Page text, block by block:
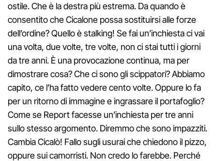
ostile. Che è la destra più estrema. Da quando è
consentito che Cicalone possa sostituirsi alle forze
dell’ordine? Quello è stalking! Se fai un’inchiesta ci vai
una volta, due volte, tre volte, non ci stai tutti i giorni
da tre anni. È una provocazione continua, ma per
dimostrare cosa? Che ci sono gli scippatori? Abbiamo
capito, ce l’ha fatto vedere cento volte. Oppure lo fa
per un ritorno di immagine e ingrassare il portafoglio?
Come se Report facesse un’inchiesta per tre anni
sullo stesso argomento. Diremmo che sono impazziti.
Cambia Cicalò! Fallo sugli usurai che chiedono il pizzo,
oppure sui camorristi. Non credo lo farebbe. Perché